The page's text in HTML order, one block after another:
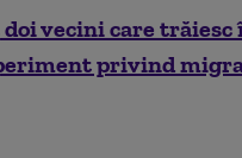
doi vecini care
privind